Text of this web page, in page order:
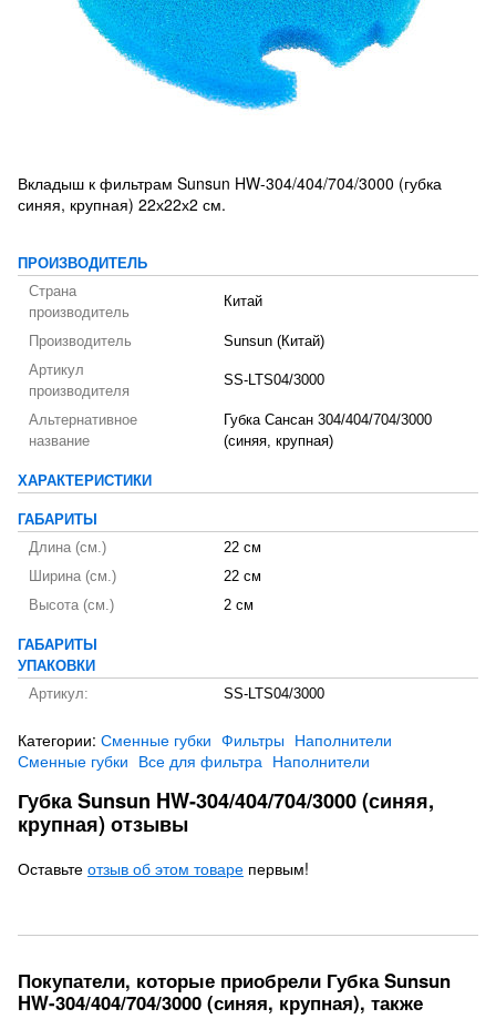
Вкладыш к фильтрам Sunsun HW-304/404/704/3000 (губка
синяя, крупная) 22х22х2 см.
ПРОИЗВОДИТЕЛЬ
Страна
производитель
Китай
Производитель
Sunsun (Китай)
Артикул
производителя
SS-LTS04/3000
Альтернативное
название
Губка Сансан 304/404/704/3000
(синяя, крупная)
ХАРАКТЕРИСТИКИ
ГАБАРИТЫ
Длина (см.)
22 см
Ширина (см.)
22 см
Высота (см.)
2 см
ГАБАРИТЫ
УПАКОВКИ
Артикул:
SS-LTS04/3000
Категории: Сменные губки Фильтры Наполнители
Сменные губки Все для фильтра Наполнители
Губка Sunsun HW-304/404/704/3000 (синяя,
крупная) отзывы
Оставьте отзыв об этом товаре первым!
Покупатели, которые приобрели Губка Sunsun
HW-304/404/704/3000 (синяя, крупная), также